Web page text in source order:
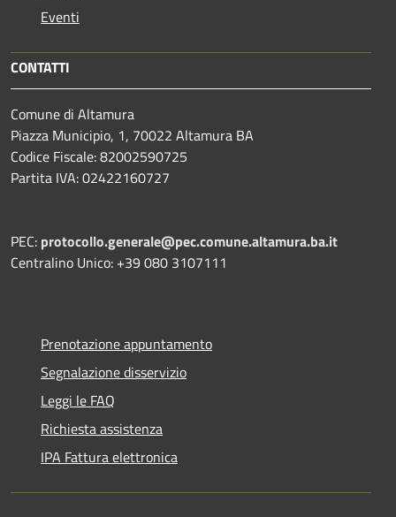
Eventi
CONTATTI
Comune di Altamura
Piazza Municipio, 1, 70022 Altamura BA
Codice Fiscale: 82002590725
Partita IVA: 02422160727
PEC: protocollo.generale@pec.comune.altamura.ba.it
Centralino Unico: +39 080 3107111
Prenotazione appuntamento
Segnalazione disservizio
Leggi le FAQ
Richiesta assistenza
IPA Fattura elettronica